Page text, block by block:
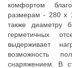
комфортом
размерам - 280 х
также диаметру
герметичных
выдерживает
возможность
снаряжением. В